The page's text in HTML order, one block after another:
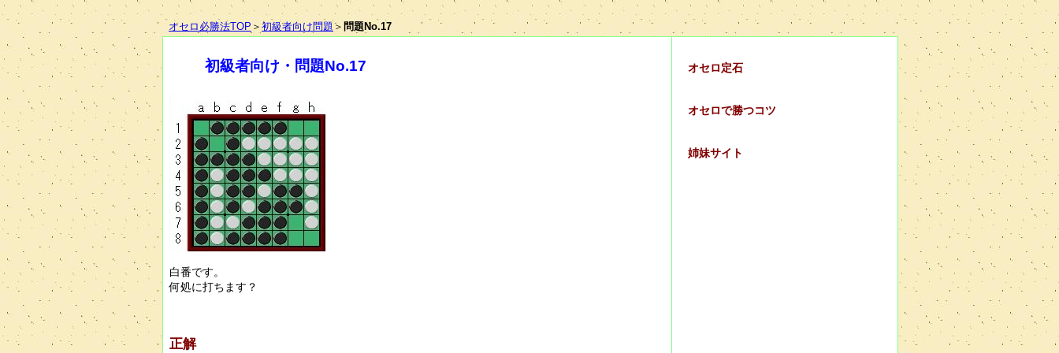
オセロ必勝法TOP ＞ 初級者向け問題＞ 問題No.17
初級者向け・問題No.17
白番です。
何処に打ちます？
正解
オセロ定石
オセロで勝つコツ
姉妹サイト